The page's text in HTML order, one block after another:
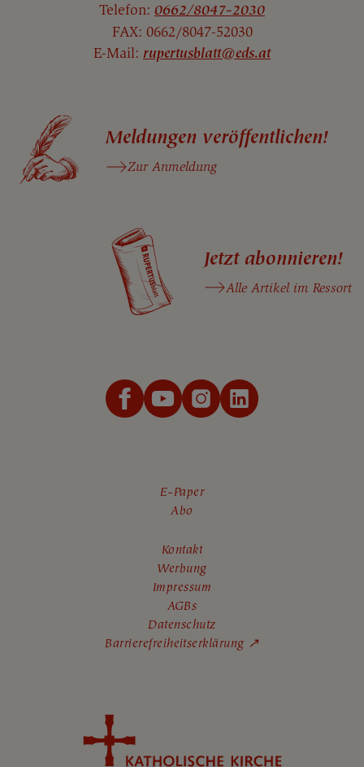
Telefon: 0662/8047-2030
FAX: 0662/8047-52030
E-Mail: rupertusblatt@eds.at
Meldungen veröffentlichen!
Zur Anmeldung
Jetzt abonnieren!
Alle Artikel im Ressort
E-Paper
Abo
Kontakt
Werbung
Impressum
AGBs
Datenschutz
Barrierefreiheitserklärung ↗